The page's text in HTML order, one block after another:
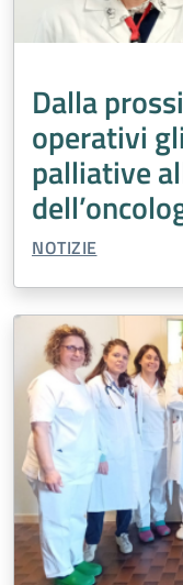
Dalla
operativi
palliative
TIPO CONTENUTO:
NOTIZIE